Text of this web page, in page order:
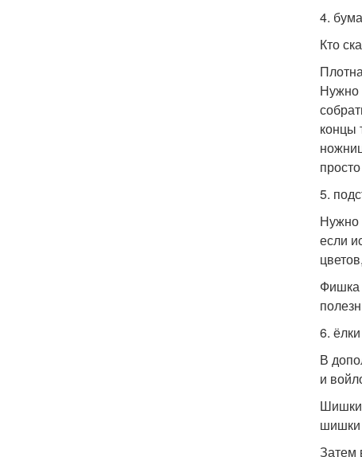
4.
Кто
Нужно
концы
5.
Нужно
если
Фишка
6.
В
и
Шишки
шишки
Затем